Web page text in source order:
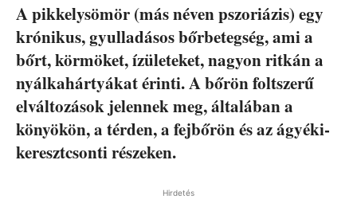
A pikkelysömör (más néven pszoriázis) egy
krónikus, gyulladásos bőrbetegség, ami a
bőrt, körmöket, ízületeket, nagyon ritkán a
nyálkahártyákat érinti. A bőrön foltszerű
elváltozások jelennek meg, általában a
könyökön, a térden, a fejbőrön és az ágyéki-
keresztcsonti részeken.
Hirdetés